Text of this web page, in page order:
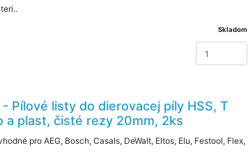
Skladom
- Pílové listy do dierovacej píly HSS, T
a plast, čisté rezy 20mm, 2ks
pro AEG, Bosch, Casals, DeWalt, Eltos, Elu, Festool, Flex,